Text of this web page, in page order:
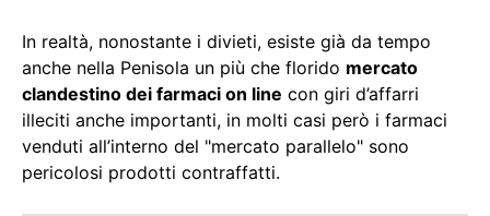
In realtà, nonostante i divieti, esiste già da tempo
anche nella Penisola un più che florido mercato
clandestino dei farmaci on line con giri d’affarri
illeciti anche importanti, in molti casi però i farmaci
venduti all’interno del "mercato parallelo" sono
pericolosi prodotti contraffatti.